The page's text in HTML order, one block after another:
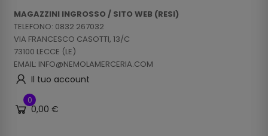
MAGAZZINI INGROSSO / SITO WEB (RESI)
TELEFONO: 0832 267032
VIA FRANCESCO CASOTTI, 13/C
73100 LECCE (LE)
EMAIL: INFO@NEMOLAMERCERIA.COM
Il tuo account
0
0,00 €